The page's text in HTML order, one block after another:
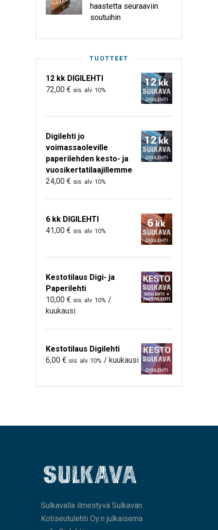
haastetta seuraaviin
soutuihin
TUOTTEET
12 kk DIGILEHTI
72,00 € sis. alv. 10%
Digilehti jo
voimassaoleville
paperilehden kesto- ja
vuosikertatilaajillemme
24,00 € sis. alv. 10%
6 kk DIGILEHTI
41,00 € sis. alv. 10%
Kestotilaus Digi- ja
Paperilehti
10,00 € sis. alv. 10% /
kuukausi
Kestotilaus Digilehti
6,00 € sis. alv. 10% / kuukausi
Sulkavalla ilmestyvä Sulkavan
Kotiseutulehti Oy:n julkaisema